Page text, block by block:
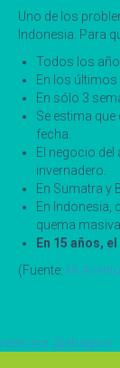
Uno de los
Indonesia. Para
Todos los
En los
En sólo 3
Se estima
fecha.
El negocio del
invernadero.
En Sumatra y
En Indonesia,
quema
En 15 años,
(Fuente: Mi
por @ebagsve